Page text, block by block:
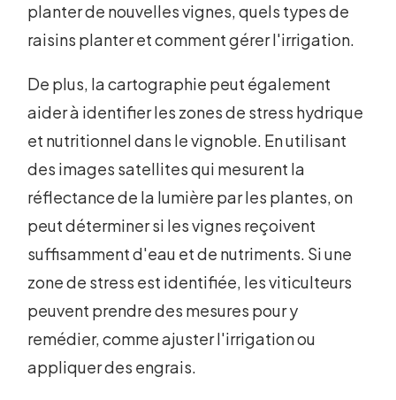
planter de nouvelles vignes, quels types de
raisins planter et comment gérer l'irrigation.
De plus, la cartographie peut également
aider à identifier les zones de stress hydrique
et nutritionnel dans le vignoble. En utilisant
des images satellites qui mesurent la
réflectance de la lumière par les plantes, on
peut déterminer si les vignes reçoivent
suffisamment d'eau et de nutriments. Si une
zone de stress est identifiée, les viticulteurs
peuvent prendre des mesures pour y
remédier, comme ajuster l'irrigation ou
appliquer des engrais.